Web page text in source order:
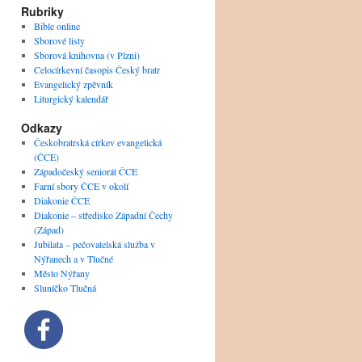
Rubriky
Bible online
Sborové listy
Sborová knihovna (v Plzni)
Celocírkevní časopis Český bratr
Evangelický zpěvník
Liturgický kalendář
Odkazy
Českobratrská církev evangelická
(ČCE)
Západočeský seniorát ČCE
Farní sbory ČCE v okolí
Diakonie ČCE
Diakonie – středisko Západní Čechy
(Západ)
Jubilata – pečovatelská služba v
Nýřanech a v Tlučné
Město Nýřany
Sluníčko Tlučná